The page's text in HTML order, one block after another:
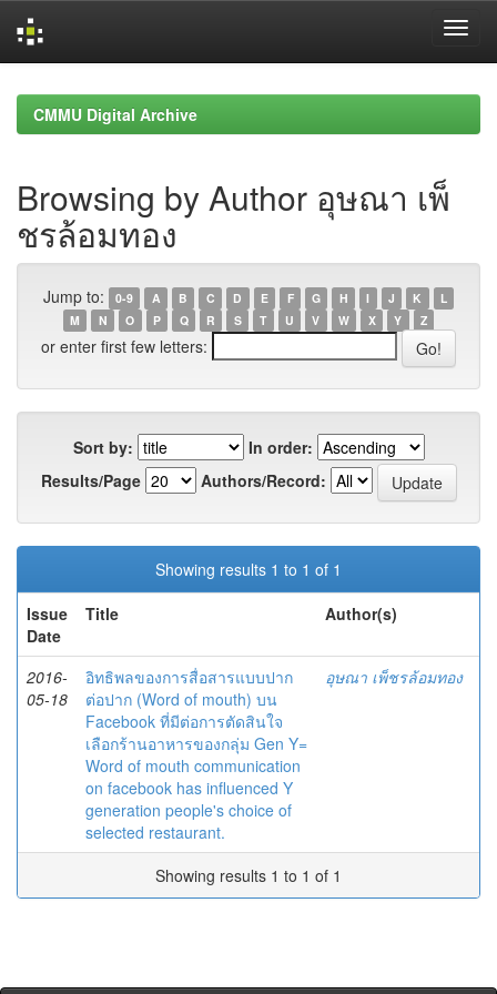
navigationCMMU Digital Archive
Browsing by Author อุษณา เพ็
ชรล้อมทอง
Jump to: 0-9 A B C D E F G H I J K
L
M
N O P Q R S T U V W X Y Z
or enter first few letters:
Sort by:
In order:
Results/Page
Authors/Record:
Showing results 1 to 1 of 1
Issue
Date
Title Author(s)
2016-
05-18
อิทธิพลของการสื่อสารแบบปาก
ต่อปาก (Word of mouth) บน
Facebook ที่มีต่อการตัดสินใจ
เลือกร้านอาหารของกลุ่ม Gen Y=
Word of mouth communication
on facebook has influenced Y
generation people's choice of
selected restaurant.
อุษณา เพ็ชรล้อมทอง
Showing results 1 to 1 of 1